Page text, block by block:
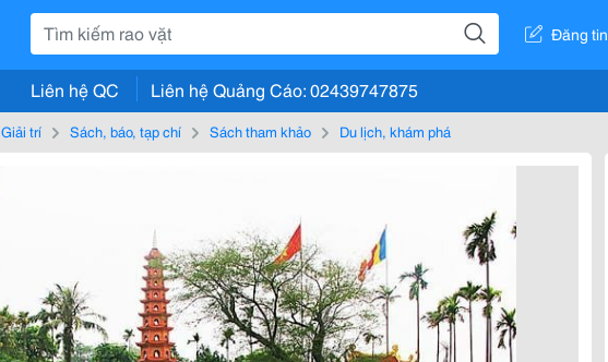
Đăng tin
Liên hệ QC Liên hệ Quảng Cáo: 02439747875
Giải trí Sách, báo, tạp chí Sách tham khảo Du lịch, khám phá